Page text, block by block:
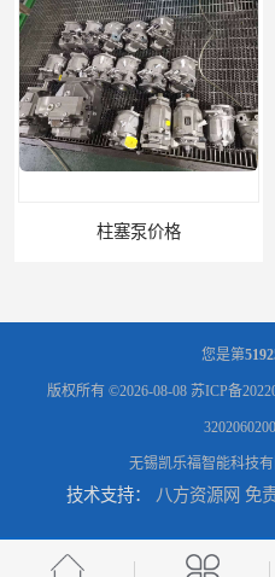
柱塞泵价格
液压泵价格
您是第
版权所有 ©2026-08-08 苏ICP备
无锡凯乐福智能科技
技术支持： 八方资源网 免